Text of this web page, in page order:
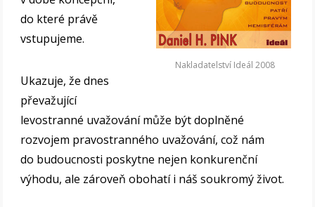
Nakladatelství Ideál 2008
do které právě
vstupujeme.
Ukazuje, že dnes
převažující
levostranné uvažování může být doplněné
rozvojem pravostranného uvažování, což nám
do budoucnosti poskytne nejen konkurenční
výhodu, ale zároveň obohatí i náš soukromý život.